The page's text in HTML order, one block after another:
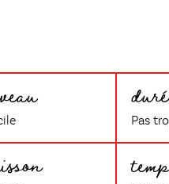
Pas